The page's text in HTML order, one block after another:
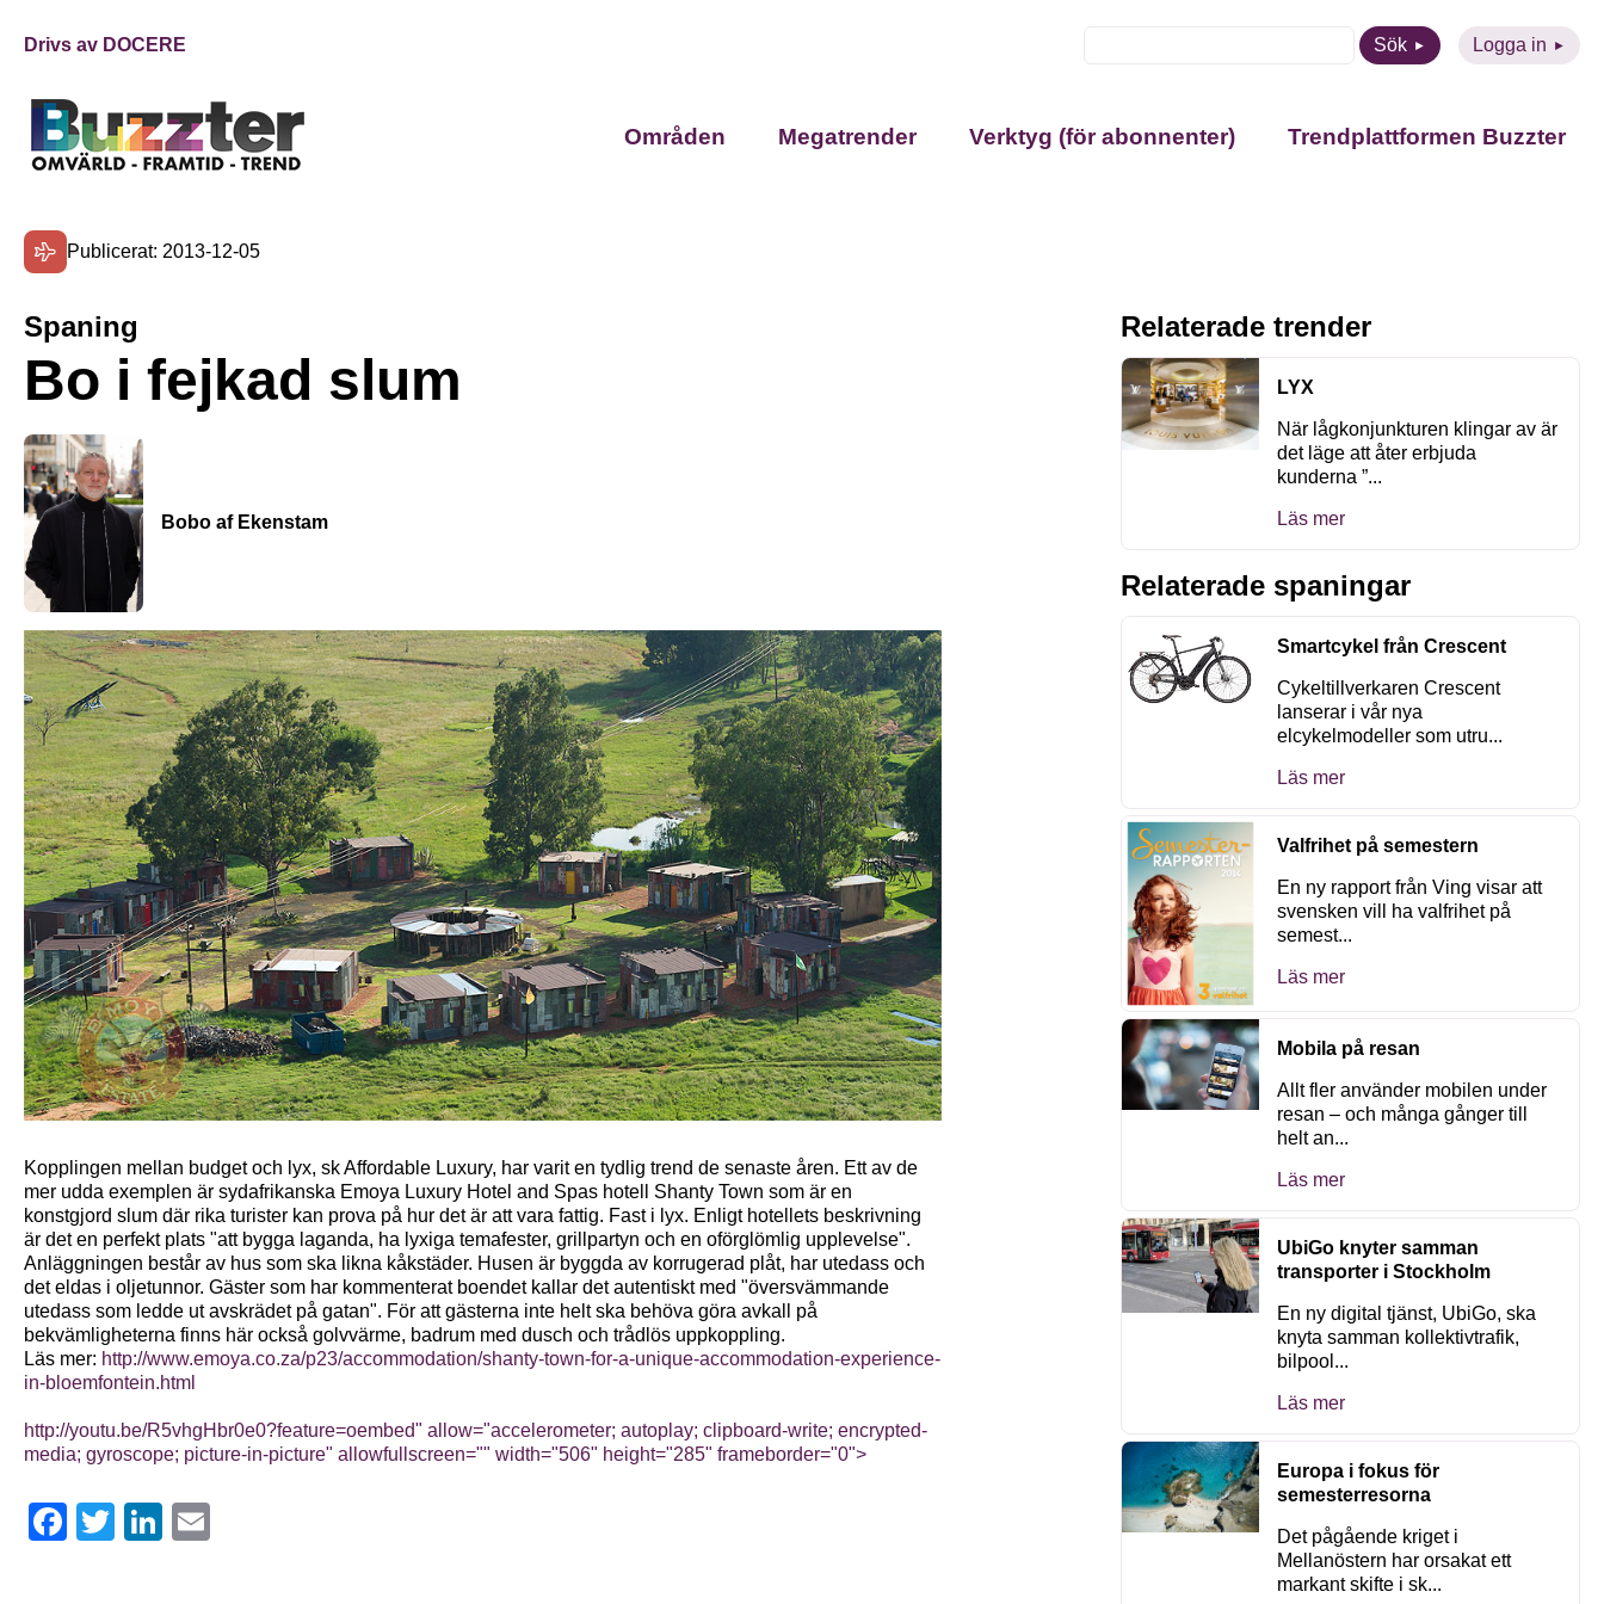
Drivs av DOCERE Sök Logga in
Områden Megatrender Verktyg (för abonnenter) Trendplattformen Buzzter
Publicerat: 2013-12-05
Spaning
Bo i fejkad slum
Bobo af Ekenstam
Kopplingen mellan budget och lyx, sk Affordable Luxury, har varit en tydlig trend de senaste åren. Ett av de
mer udda exemplen är sydafrikanska Emoya Luxury Hotel and Spas hotell Shanty Town som är en
konstgjord slum där rika turister kan prova på hur det är att vara fattig. Fast i lyx. Enligt hotellets beskrivning
är det en perfekt plats "att bygga laganda, ha lyxiga temafester, grillpartyn och en oförglömlig upplevelse".
Anläggningen består av hus som ska likna kåkstäder. Husen är byggda av korrugerad plåt, har utedass och
det eldas i oljetunnor. Gäster som har kommenterat boendet kallar det autentiskt med "översvämmande
utedass som ledde ut avskrädet på gatan". För att gästerna inte helt ska behöva göra avkall på
bekvämligheterna finns här också golvvärme, badrum med dusch och trådlös uppkoppling.
Läs mer: http://www.emoya.co.za/p23/accommodation/shanty-town-for-a-unique-accommodation-experience-
in-bloemfontein.html
http://youtu.be/R5vhgHbr0e0?feature=oembed" allow="accelerometer; autoplay; clipboard-write; encrypted-
media; gyroscope; picture-in-picture" allowfullscreen="" width="506" height="285" frameborder="0">
Facebook
Twitter LinkedIn
Relaterade trender
LYX
När lågkonjunkturen klingar av är
det läge att åter erbjuda
kunderna ”...
Läs mer
Relaterade spaningar
Smartcykel från Crescent
Cykeltillverkaren Crescent
lanserar i vår nya
elcykelmodeller som utru...
Läs mer
Valfrihet på semestern
En ny rapport från Ving visar att
svensken vill ha valfrihet på
semest...
Läs mer
Mobila på resan
Allt fler använder mobilen under
resan – och många gånger till
helt an...
Läs mer
UbiGo knyter samman
transporter i Stockholm
En ny digital tjänst, UbiGo, ska
knyta samman kollektivtrafik,
bilpool...
Läs mer
Europa i fokus för
semesterresorna
Det pågående kriget i
Mellanöstern har orsakat ett
markant skifte i sk...